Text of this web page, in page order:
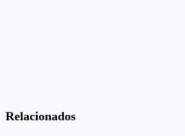
Relacionados